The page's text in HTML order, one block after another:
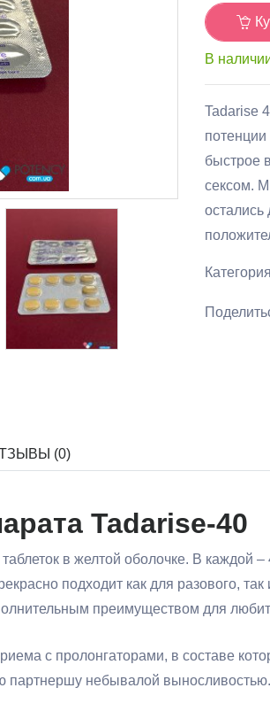
В
Tadarise
быстрое
сексом.
остались
(0)
Tadarise-40
в желтой оболочке. В
подходит как для разового,
преимуществом для
с пролонгаторами, в составе
партнершу небывалой выносливостью.